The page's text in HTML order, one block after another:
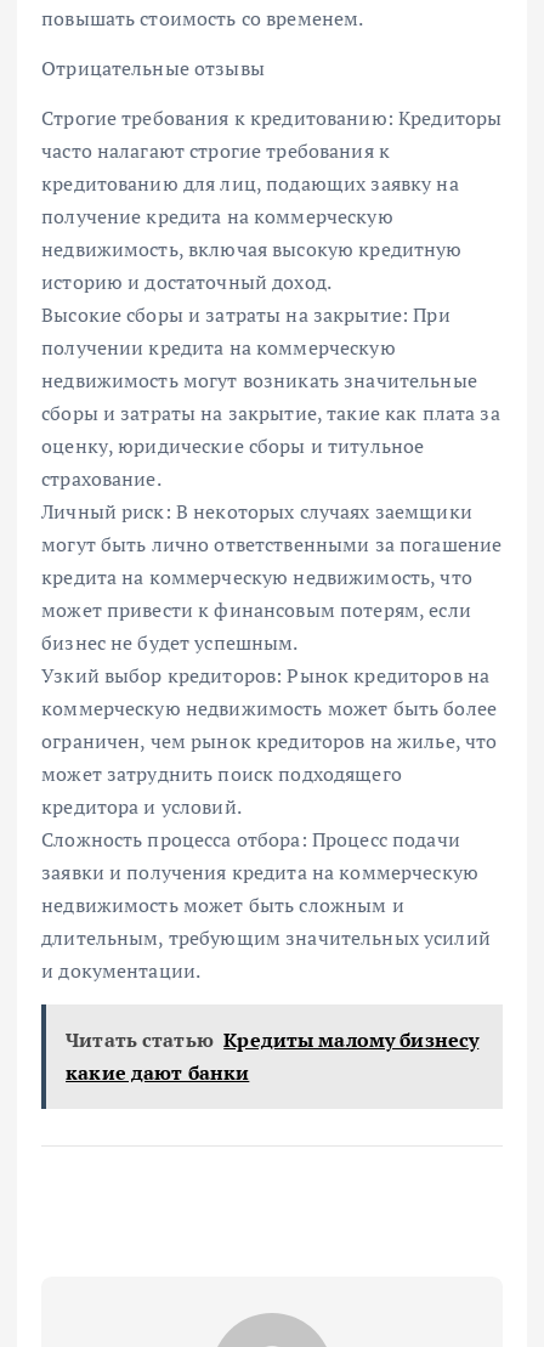
повышать стоимость со временем.
Отрицательные отзывы
Строгие требования к кредитованию: Кредиторы
часто налагают строгие требования к
кредитованию для лиц, подающих заявку на
получение кредита на коммерческую
недвижимость, включая высокую кредитную
историю и достаточный доход.
Высокие сборы и затраты на закрытие: При
получении кредита на коммерческую
недвижимость могут возникать значительные
сборы и затраты на закрытие, такие как плата за
оценку, юридические сборы и титульное
страхование.
Личный риск: В некоторых случаях заемщики
могут быть лично ответственными за погашение
кредита на коммерческую недвижимость, что
может привести к финансовым потерям, если
бизнес не будет успешным.
Узкий выбор кредиторов: Рынок кредиторов на
коммерческую недвижимость может быть более
ограничен, чем рынок кредиторов на жилье, что
может затруднить поиск подходящего
кредитора и условий.
Сложность процесса отбора: Процесс подачи
заявки и получения кредита на коммерческую
недвижимость может быть сложным и
длительным, требующим значительных усилий
и документации.
Читать статью Кредиты малому бизнесу
какие дают банки